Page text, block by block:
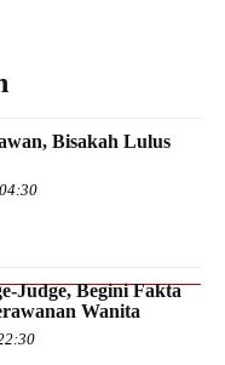
Bisakah Lulus
Judge, Begini Fakta
Wanita